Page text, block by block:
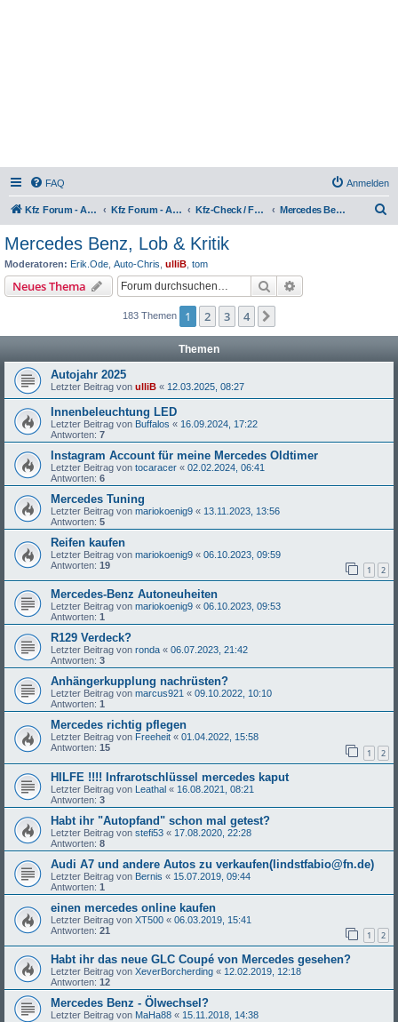
FAQ Anmelden
Kfz Forum - Auto, Motorrad und LKW Kfz Forum - Auto, Motorrad und LKW Kfz-Check / Fahrzeugbewertung / Lob & Tadel / Berichte & Erfahrungen Mercedes Benz, Lob & Kritik
Mercedes Benz, Lob & Kritik
Moderatoren: Erik.Ode Auto-Chris ulliB tom
Neues Thema Suche
183 Themen 1 2 3 4
Themen
Autojahr 2025
Letzter Beitrag von ulliB « 12.03.2025, 08:27
Innenbeleuchtung LED
Letzter Beitrag von Buffalos « 16.09.2024, 17:22
Antworten: 7
Instagram Account für meine Mercedes Oldtimer
Letzter Beitrag von tocaracer « 02.02.2024, 06:41
Antworten: 6
Mercedes Tuning
Letzter Beitrag von mariokoenig9 « 13.11.2023, 13:56
Antworten: 5
Reifen kaufen
Letzter Beitrag von mariokoenig9 « 06.10.2023, 09:59
Antworten: 19 1 2
Mercedes-Benz Autoneuheiten
Letzter Beitrag von mariokoenig9 « 06.10.2023, 09:53
Antworten: 1
R129 Verdeck?
Letzter Beitrag von ronda « 06.07.2023, 21:42
Antworten: 3
Anhängerkupplung nachrüsten?
Letzter Beitrag von marcus921 « 09.10.2022, 10:10
Antworten: 1
Mercedes richtig pflegen
Letzter Beitrag von Freeheit « 01.04.2022, 15:58
Antworten: 15 1 2
HILFE !!!! Infrarotschlüssel mercedes kaput
Letzter Beitrag von Leathal « 16.08.2021, 08:21
Antworten: 3
Habt ihr "Autopfand" schon mal getest?
Letzter Beitrag von stefi53 « 17.08.2020, 22:28
Antworten: 8
Audi A7 und andere Autos zu verkaufen(lindstfabio@fn.de)
Letzter Beitrag von Bernis « 15.07.2019, 09:44
Antworten: 1
einen mercedes online kaufen
Letzter Beitrag von XT500 « 06.03.2019, 15:41
Antworten: 21 1 2
Habt ihr das neue GLC Coupé von Mercedes gesehen?
Letzter Beitrag von XeverBorcherding « 12.02.2019, 12:18
Antworten: 12
Mercedes Benz - Ölwechsel?
Letzter Beitrag von MaHa88 « 15.11.2018, 14:38